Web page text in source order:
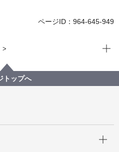
ページID：964-645-949
総務局
輪・四輪の軽自動車の税止めの
すがどうしたらいいですか。
現在
トップへ